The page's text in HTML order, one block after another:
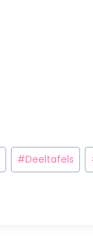
#Deeltafels